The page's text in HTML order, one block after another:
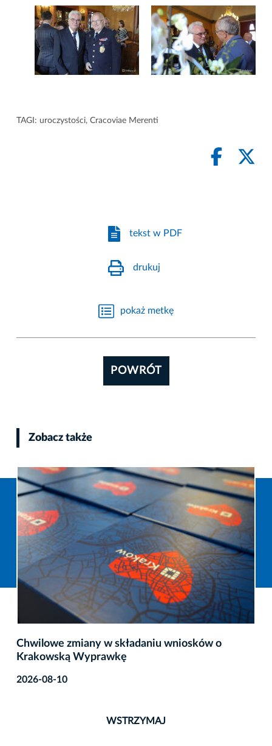
TAGI: uroczystości, Cracoviae Merenti
tekst w PDF
drukuj
pokaż metkę
POWRÓT
Zobacz także
Chwilowe zmiany w składaniu wniosków o
Krakowską Wyprawkę
2026-08-10
WSTRZYMAJ